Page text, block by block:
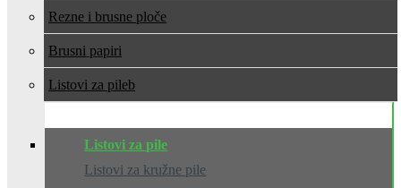
Rezne i brusne ploče
Brusni papiri
Listovi za pile
Listovi za pile
Listovi za kružne pile